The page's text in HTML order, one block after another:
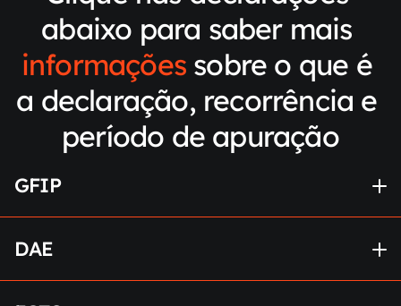
informações sobre o que é
a declaração, recorrência e
período de apuração
GFIP
DAE